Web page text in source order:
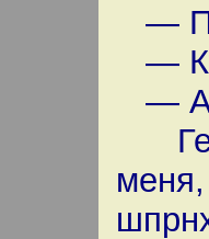
—
—
—